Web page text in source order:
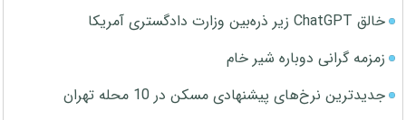
خالق ChatGPT زیر ذره‌بین وزارت دادگستری آمریکا
زمزمه گرانی دوباره شیر خام
جدیدترین نرخ‌های پیشنهادی مسکن در 10 محله تهران